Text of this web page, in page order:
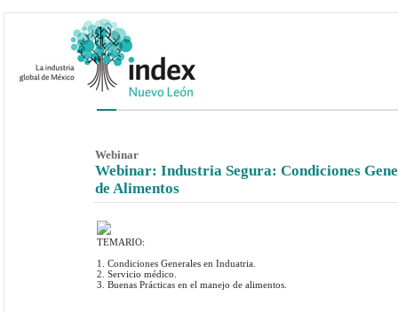
Webinar
Webinar: Industria Segura: Condiciones
de Alimentos
TEMARIO:
1. Condiciones Generales en Induatria.
2. Servicio médico.
3. Buenas Prácticas en el manejo de alimentos.